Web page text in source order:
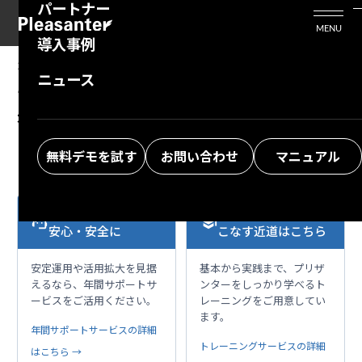
活用シーン
Enterprise Edition
パートナー
プリザンタービジネスを検討中の方
導入事例
ニュース
無料デモを試す お問い合わせ マニュアル
MENU
2023/05/12
テーブルの管理：一覧画面：一覧上に履歴を表
示
support_agent安心・安全に
安定運用や活用拡大を見据
えるなら、年間サポートサ
ービスをご活用ください。
年間サポートサービスの詳細
はこちら →
schoolこなす近道はこちら
基本から実践まで、プリザ
ンターをしっかり学べるト
レーニングをご用意してい
ます。
トレーニングサービスの詳細